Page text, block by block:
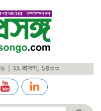
| ২২ শ্রাবণ, ১৪৩৩